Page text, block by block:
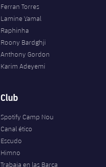
Ferran Torres
Lamine Yamal
Raphinha
Roony Bardghji
Anthony Gordon
Karim Adeyemi
Club
Spotify Camp Nou
Canal ético
Escudo
Himno
Trabaja en las Barça